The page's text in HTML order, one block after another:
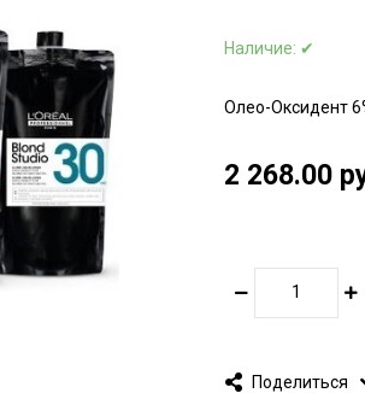
Наличие: ✔
Олео-Оксидент
2 268.00
Поделиться